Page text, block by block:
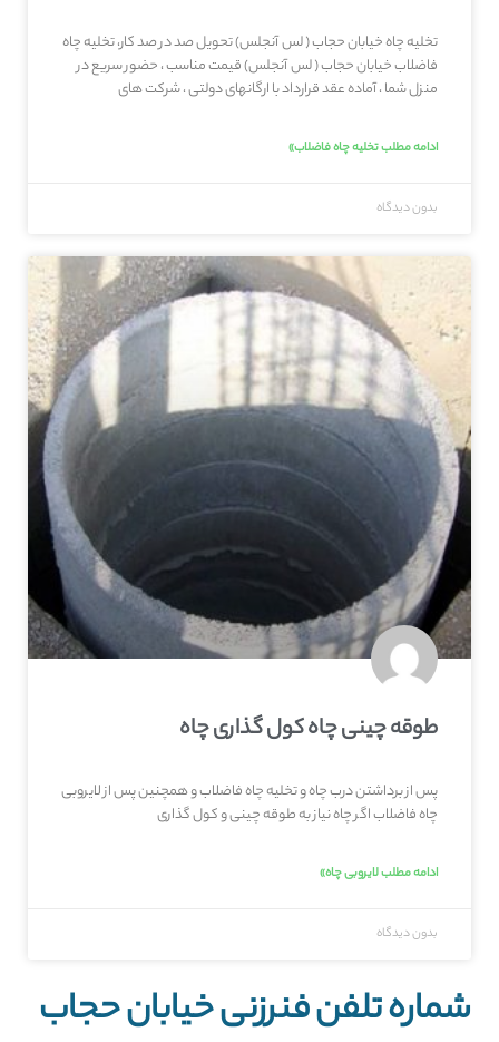
تخلیه چاه خیابان حجاب ( لس آنجلس) تحویل صد در صد کار، تخلیه چاه
فاضلاب خیابان حجاب ( لس آنجلس) قیمت مناسب ، حضور سریع در
منزل شما ، آماده عقد قرارداد با ارگانهای دولتی ، شرکت های
ادامه مطلب تخلیه چاه فاضلاب»
بدون دیدگاه
طوقه چینی چاه کول گذاری چاه
پس از برداشتن درب چاه و تخلیه چاه فاضلاب و همچنین پس از لایروبی
چاه فاضلاب اگر چاه نیاز به طوقه چینی و کول گذاری
ادامه مطلب لایروبی چاه»
بدون دیدگاه
شماره تلفن فنرزنی خیابان حجاب